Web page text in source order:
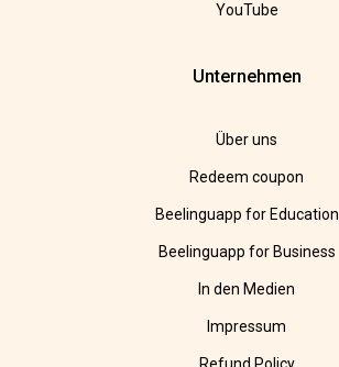
YouTube
Unternehmen
Über uns
Redeem coupon
Beelinguapp for Education
Beelinguapp for Business
In den Medien
Impressum